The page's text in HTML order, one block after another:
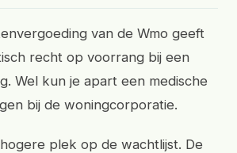
van de Wmo geeft
recht op voorrang bij een
Wel kun je apart een medische
bij de woningcorporatie.
plek op de wachtlijst. De